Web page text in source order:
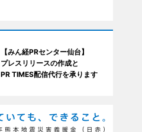
【みん経PRセンター仙台】
プレスリリースの作成と
PR TIMES配信代行を承ります